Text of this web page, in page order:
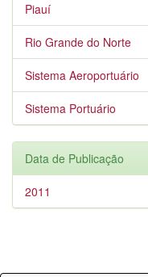
Piauí
Rio Grande do Norte
Sistema Aeroportuário
Sistema Portuário
Data de Publicação
2011